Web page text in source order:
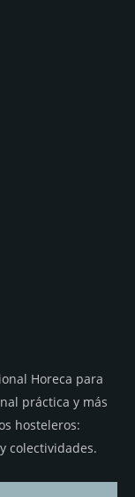
Horeca para
práctica y más
hosteleros:
colectividades.